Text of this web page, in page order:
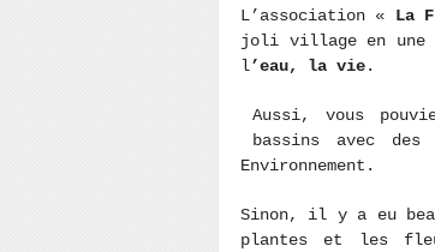
L’association « La
joli village en une
l’eau, la vie.
Aussi, vous
bassins avec des
Environnement.
Sinon, il y a eu
plantes et les